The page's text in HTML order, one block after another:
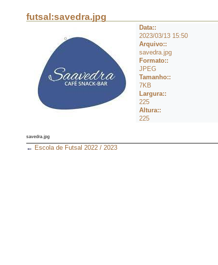
futsal:savedra.jpg
savedra.jpg
Data::
2023/03/13 15:50
Arquivo::
savedra.jpg
Formato::
JPEG
Tamanho::
7KB
Largura::
225
Altura::
225
← Escola de Futsal 2022 / 2023